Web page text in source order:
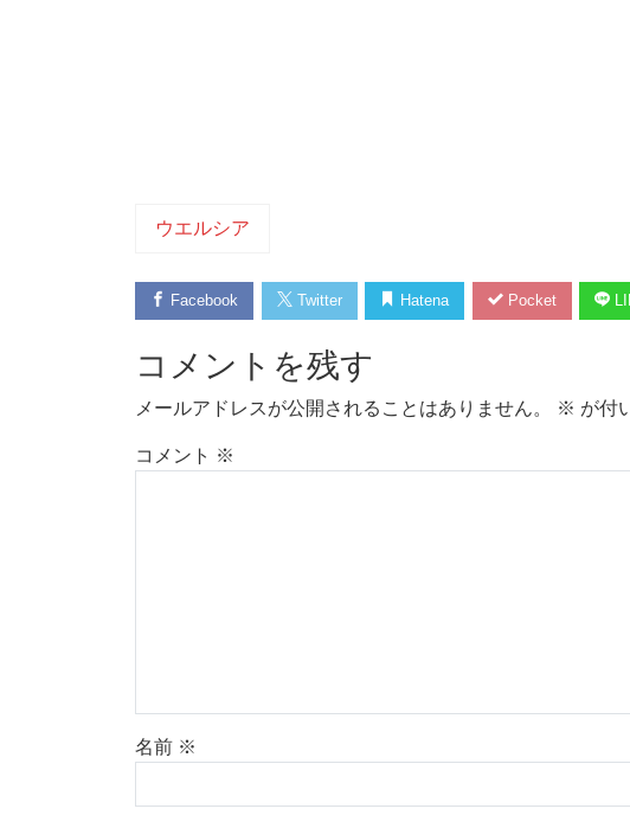
ウエルシア
Facebook Twitter Hatena Pocket
コメントを残す
メールアドレスが公開されることはありません。 ※ が付
コメント ※
名前 ※